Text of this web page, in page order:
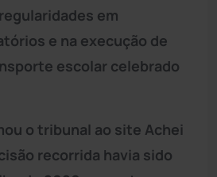
em
e na execução de
escolar celebrado
o tribunal ao site Achei
recorrida havia sido